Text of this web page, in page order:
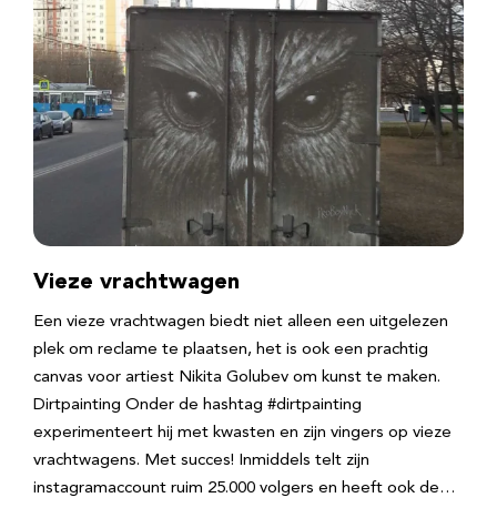
Vieze vrachtwagen
Een vieze vrachtwagen biedt niet alleen een uitgelezen
plek om reclame te plaatsen, het is ook een prachtig
canvas voor artiest Nikita Golubev om kunst te maken.
Dirtpainting Onder de hashtag #dirtpainting
experimenteert hij met kwasten en zijn vingers op vieze
vrachtwagens. Met succes! Inmiddels telt zijn
instagramaccount ruim 25.000 volgers en heeft ook de…